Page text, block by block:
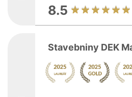
8.5
Stavebniny DEK